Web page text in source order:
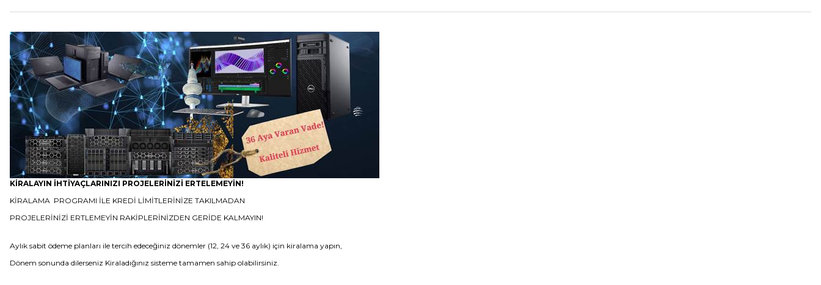
KİRALAYIN İHTİYAÇLARINIZI PROJELERİNİZİ ERTELEMEYİN!
KİRALAMA PROGRAMI İLE KREDİ LİMİTLERİNİZE TAKILMADAN
PROJELERİNİZİ ERTLEMEYİN RAKİPLERİNİZDEN GERİDE KALMAYIN!
Aylık sabit ödeme planları ile tercih edeceğiniz dönemler (12, 24 ve 36 aylık) için kiralama yapın,
Dönem sonunda dilerseniz Kiraladığınız sisteme tamamen sahip olabilirsiniz.